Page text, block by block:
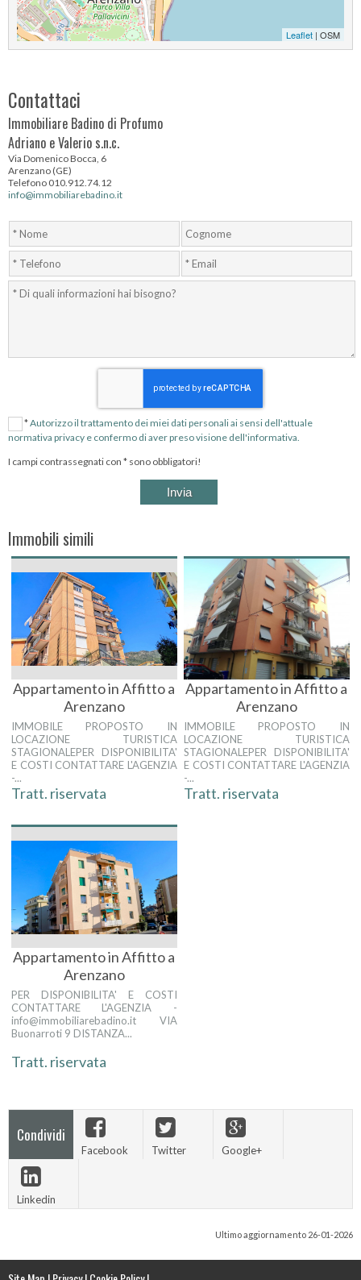
Leaflet | OSM
Contattaci
Immobiliare Badino di Profumo
Adriano e Valerio s.n.c.
Via Domenico Bocca, 6
Arenzano (GE)
Telefono 010.912.74.12
info@immobiliarebadino.it
*Autorizzo il trattamento dei miei dati personali ai sensi dell'attuale
normativa privacy e confermo di aver preso visione dell'informativa.
I campi contrassegnati con * sono obbligatori!
Immobili simili
Appartamento in Affitto a
Arenzano
IMMOBILE PROPOSTO IN
LOCAZIONE TURISTICA
STAGIONALEPER DISPONIBILITA'
E COSTI CONTATTARE L'AGENZIA
-...
Tratt. riservata
Appartamento in Affitto a
Arenzano
IMMOBILE PROPOSTO IN
LOCAZIONE TURISTICA
STAGIONALEPER DISPONIBILITA'
E COSTI CONTATTARE L'AGENZIA
-...
Tratt. riservata
Appartamento in Affitto a
Arenzano
PER DISPONIBILITA' E COSTI
CONTATTARE L'AGENZIA -
info@immobiliarebadino.it VIA
Buonarroti 9 DISTANZA...
Tratt. riservata
Condividi
Facebook Twitter Google+
Linkedin
Ultimo aggiornamento 26-01-2026